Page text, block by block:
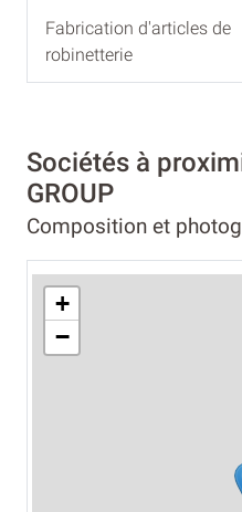
Fabrication d'articles de
robinetterie
Sociétés à
GROUP
Composition et
+
−